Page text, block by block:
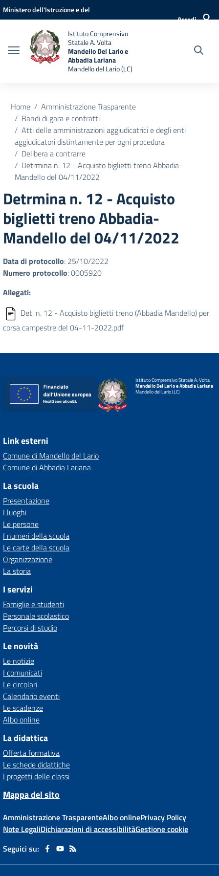
Vai ai contenuti
Vai al menu di navigazione
Vai al footer
Ministero dell'Istruzione e del
Accedi
Istituto Comprensivo
Statale A. Volta
Mandello Del Lario e
Abbadia Lariana
Mandello del Lario (LC)
Home
Amministrazione Trasparente
Bandi di gara e contratti
Atti delle amministrazioni aggiudicatrici e degli enti
aggiudicatori distintamente per ogni procedura
Delibera a contrarre
Detrmina n. 12 - Acquisto biglietti treno Abbadia-
Mandello del 04/11/2022
Detrmina n. 12 - Acquisto
biglietti treno Abbadia-
Mandello del 04/11/2022
Data di protocollo: 25/10/2022
Numero protocollo: 0005920
Allegati:
Det. n. 12 - Acquisto biglietti treno (Abbadia Mandello) per
corsa campestre del 04-11-2022.pdf
Istituto Comprensivo Statale A. Volta
Mandello Del Lario e Abbadia Lariana
Mandello del Lario (LC)
Link esterni
Comune di Mandello del Lario
Comune di Abbadia Lariana
La scuola
Presentazione
I luoghi
Le persone
I numeri della scuola
Le carte della scuola
Organizzazione
La storia
I servizi
Famiglie e studenti
Personale scolastico
Percorsi di studio
Le novità
Le notizie
I comunicati
Le circolari
Calendario eventi
Le scadenze
Albo online
La didattica
Offerta formativa
Le schede didattiche
I progetti delle classi
Mappa del sito
Amministrazione TrasparenteAlbo onlinePrivacy Policy
Note LegaliDichiarazioni di accessibilitàGestione cookie
Seguici su: